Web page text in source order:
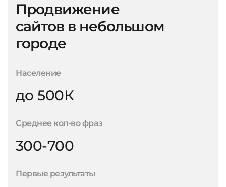
Продвижение
сайтов в небольшом
городе
Население
до 500К
Среднее кол-во фраз
300-700
Первые результаты